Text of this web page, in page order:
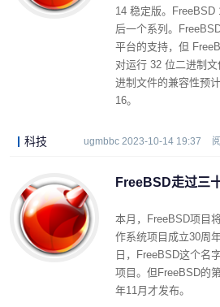
14 稳定版。
后一个系列。
平台的支持，但
对运行 32 位二进制
进制文件的兼容性预
16。
科技 ugmbbc 2023-10-14 19:37
FreeBSD走过三
本月，FreeBSD项目
作系统项目成立30周
日，FreeBSD这个名
项目。但FreeBSD的
年11月才发布。